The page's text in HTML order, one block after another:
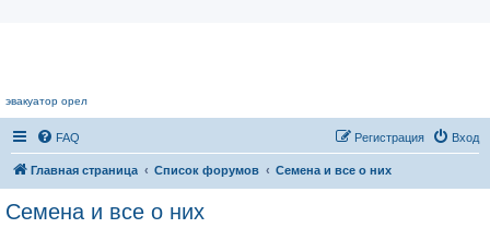
эвакуатор орел
FAQ Вход
Регистрация
Главная страница Список форумов Семена и все о них
Семена и все о них